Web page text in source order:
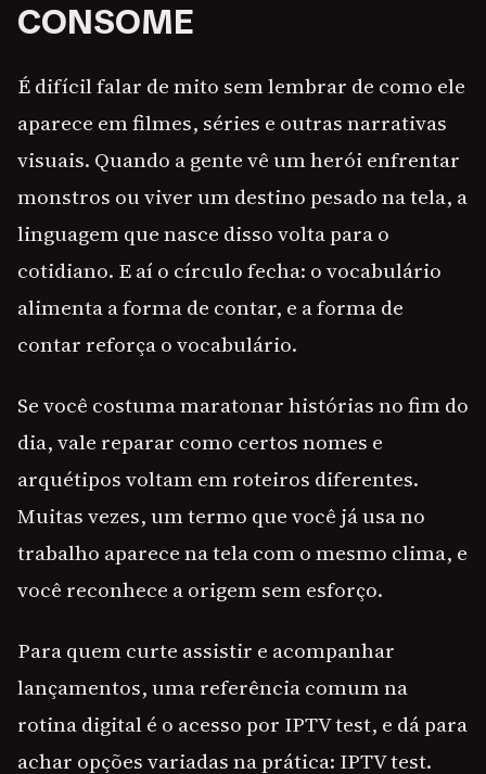
CONSOME
É difícil falar de mito sem lembrar de como ele
aparece em filmes, séries e outras narrativas
visuais. Quando a gente vê um herói enfrentar
monstros ou viver um destino pesado na tela, a
linguagem que nasce disso volta para o
cotidiano. E aí o círculo fecha: o vocabulário
alimenta a forma de contar, e a forma de
contar reforça o vocabulário.
Se você costuma maratonar histórias no fim do
dia, vale reparar como certos nomes e
arquétipos voltam em roteiros diferentes.
Muitas vezes, um termo que você já usa no
trabalho aparece na tela com o mesmo clima, e
você reconhece a origem sem esforço.
Para quem curte assistir e acompanhar
lançamentos, uma referência comum na
rotina digital é o acesso por IPTV test, e dá para
achar opções variadas na prática: IPTV test.